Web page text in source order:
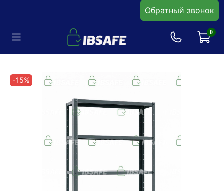
Обратный звонок
0
-15%